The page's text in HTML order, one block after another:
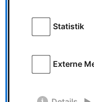
Statistik
Externe